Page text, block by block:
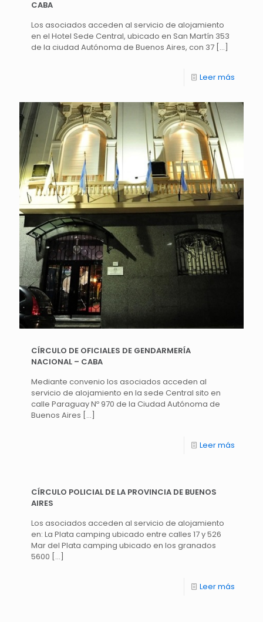
CABA
Los asociados acceden al servicio de alojamiento
en el Hotel Sede Central, ubicado en San Martín 353
de la ciudad Autónoma de Buenos Aires, con 37 […]
Leer más
CÍRCULO DE OFICIALES DE GENDARMERÍA
NACIONAL – CABA
Mediante convenio los asociados acceden al
servicio de alojamiento en la sede Central sito en
calle Paraguay Nº 970 de la Ciudad Autónoma de
Buenos Aires […]
Leer más
CÍRCULO POLICIAL DE LA PROVINCIA DE BUENOS
AIRES
Los asociados acceden al servicio de alojamiento
en: La Plata camping ubicado entre calles 17 y 526
Mar del Plata camping ubicado en los granados
5600 […]
Leer más